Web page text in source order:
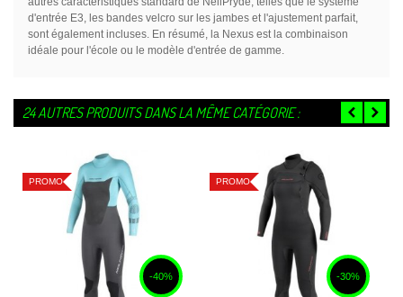
d'entrée E3, les bandes velcro sur les jambes et l'ajustement parfait,
sont également incluses. En résumé, la Nexus est la combinaison
idéale pour l'école ou le modèle d'entrée de gamme.
24 AUTRES PRODUITS DANS LA MÊME CATÉGORIE :
PROMO
-40%
PROMO
-30%